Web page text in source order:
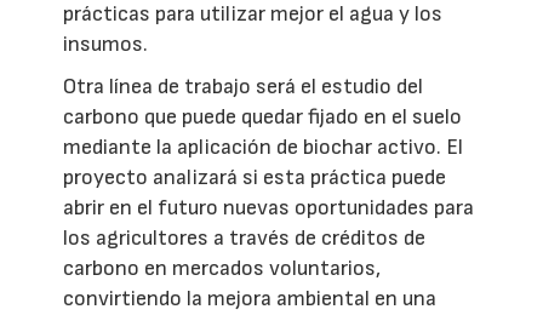
prácticas para utilizar mejor el agua y los
insumos.
Otra línea de trabajo será el estudio del
carbono que puede quedar fijado en el suelo
mediante la aplicación de biochar activo. El
proyecto analizará si esta práctica puede
abrir en el futuro nuevas oportunidades para
los agricultores a través de créditos de
carbono en mercados voluntarios,
convirtiendo la mejora ambiental en una